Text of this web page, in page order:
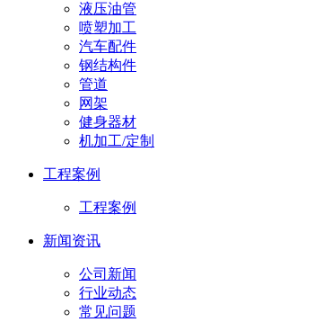
液压油管
喷塑加工
汽车配件
钢结构件
管道
网架
健身器材
机加工/定制
工程案例
工程案例
新闻资讯
公司新闻
行业动态
常见问题